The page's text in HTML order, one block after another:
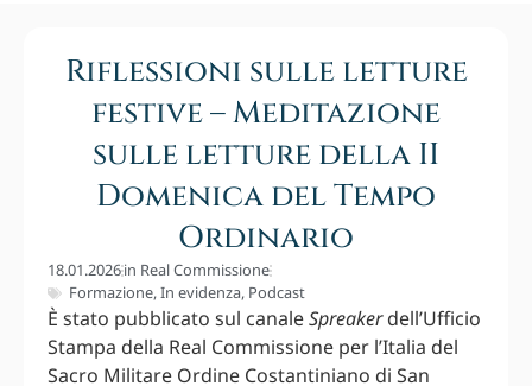
Riflessioni sulle letture
festive – Meditazione
sulle letture della II
Domenica del Tempo
Ordinario
18.01.2026in Real Commissione
Formazione,In evidenza, Podcast
È stato pubblicato sul canaleSpreakerdell’Ufficio
Stampa della Real Commissione per l’Italia del
Sacro Militare Ordine Costantiniano di San